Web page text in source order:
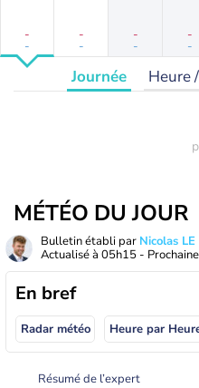
-
-
-
-
-
-
-
-
Journée Heure
MÉTÉO DU JOUR
Bulletin établi par Nicolas
Actualisé à 05h15 -
En bref
Radar météo Heure par
Résumé de l’expert